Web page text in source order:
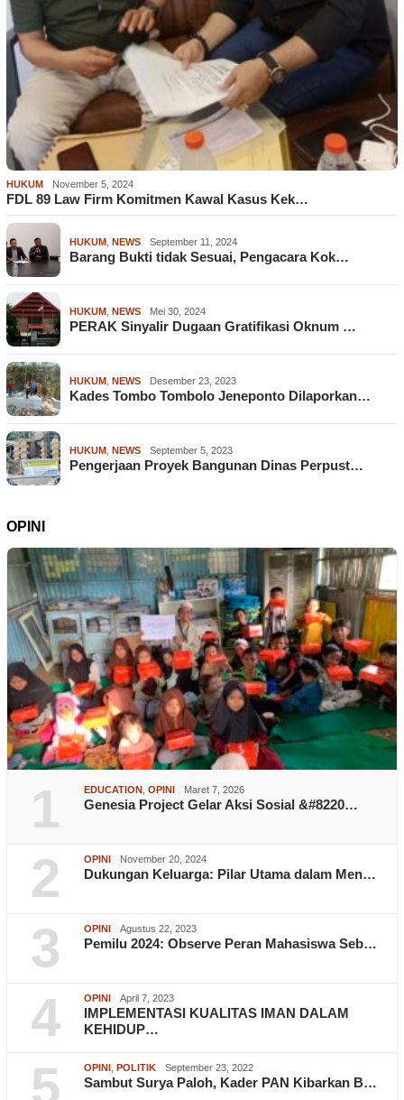
HUKUM November 5, 2024
FDL 89 Law Firm Komitmen Kawal Kasus Kek…
HUKUM , NEWS September 11, 2024
Barang Bukti tidak Sesuai, Pengacara Kok…
HUKUM , NEWS Mei 30, 2024
PERAK Sinyalir Dugaan Gratifikasi Oknum …
HUKUM , NEWS Desember 23, 2023
Kades Tombo Tombolo Jeneponto Dilaporkan…
HUKUM , NEWS September 5, 2023
Pengerjaan Proyek Bangunan Dinas Perpust…
OPINI
1 EDUCATION OPINI Maret 7, 2026
Genesia Project Gelar Aksi Sosial &#8220…
2 OPINI November 20, 2024
Dukungan Keluarga: Pilar Utama dalam Men…
3 OPINI Agustus 22, 2023
Pemilu 2024: Observe Peran Mahasiswa Seb…
4 OPINI April 7, 2023
IMPLEMENTASI KUALITAS IMAN DALAM
KEHIDUP…
5 OPINI POLITIK September 23, 2022
Sambut Surya Paloh, Kader PAN Kibarkan B…